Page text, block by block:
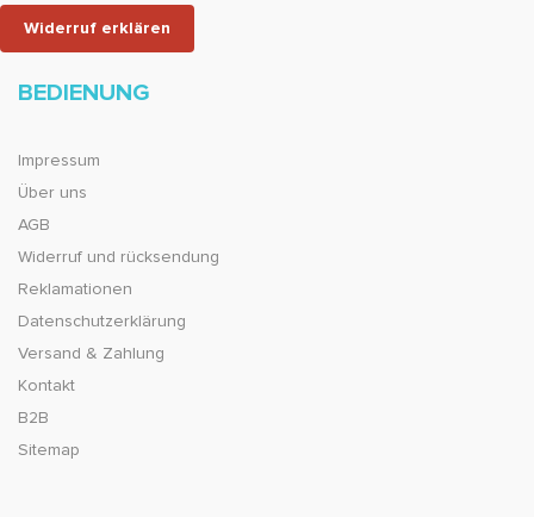
Widerruf erklären
BEDIENUNG
Impressum
Über uns
AGB
Widerruf und rücksendung
Reklamationen
Datenschutzerklärung
Versand & Zahlung
Kontakt
B2B
Sitemap